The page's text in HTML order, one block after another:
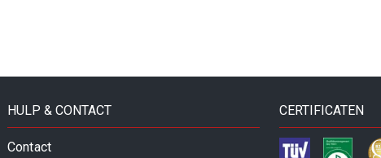
HULP & CONTACT
Contact
CERTIFICATEN